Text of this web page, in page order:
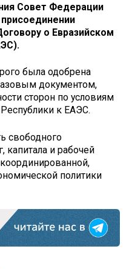
Совет Федерации
о Евразийском
была одобрена
документом,
сторон по условиям
к ЕАЭС.
свободного
капитала и рабочей
политики